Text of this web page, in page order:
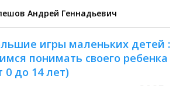
Андрей Геннадьевич
игры маленьких детей :
понимать своего ребенка
0 до 14 лет)